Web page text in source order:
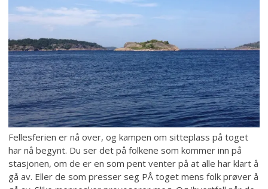
Fellesferien er nå over, og kampen om sitteplass på toget
har nå begynt. Du ser det på folkene som kommer inn på
stasjonen, om de er en som pent venter på at alle har klart å
gå av. Eller de som presser seg PÅ toget mens folk prøver å